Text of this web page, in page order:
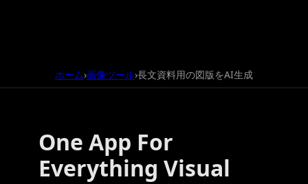
ホーム›画像ツール›長文資料用の図版をAI生成
One App For
Everything Visual